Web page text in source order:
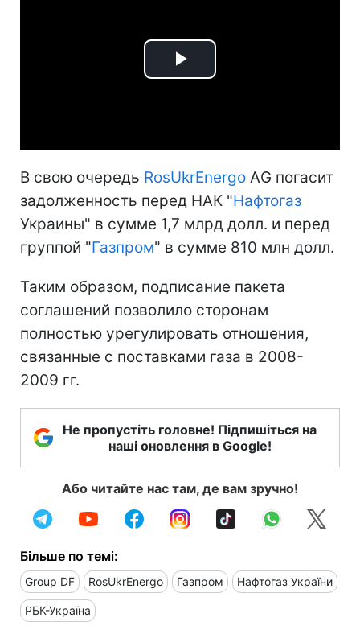
Play
В свою очередь RosUkrEnergo АG погасит
задолженность перед НАК "Нафтогаз
Украины" в сумме 1,7 млрд долл. и перед
группой "Газпром" в сумме 810 млн долл.
Таким образом, подписание пакета
соглашений позволило сторонам
полностью урегулировать отношения,
связанные с поставками газа в 2008-
2009 гг.
Не пропустіть головне! Підпишіться на
наші оновлення в Google!
Або читайте нас там, де вам зручно!
Більше по темі:
Group DF RosUkrEnergo Газпром Нафтогаз України
РБК-Україна